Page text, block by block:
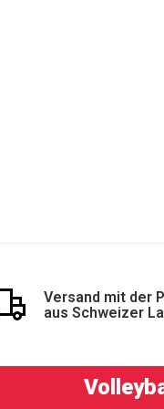
Versand mit der
aus Schweizer